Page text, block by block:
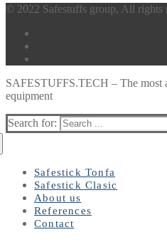
© 2022 Safestuffs group, All rights
SAFESTUFFS.TECH – The most
equipment
Search for:
Safestick Tonfa
Safestick Clasic
About us
References
Contact